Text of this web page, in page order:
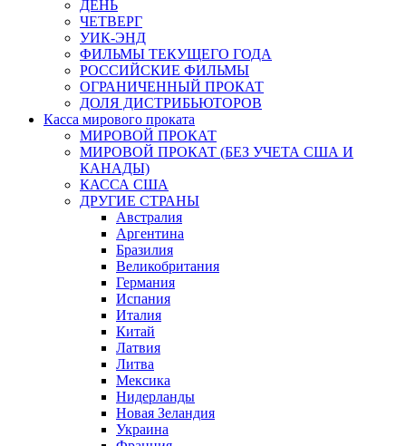
ДЕНЬ
ЧЕТВЕРГ
УИК-ЭНД
ФИЛЬМЫ ТЕКУЩЕГО ГОДА
РОССИЙСКИЕ ФИЛЬМЫ
ОГРАНИЧЕННЫЙ ПРОКАТ
ДОЛЯ ДИСТРИБЬЮТОРОВ
Касса мирового проката
МИРОВОЙ ПРОКАТ
МИРОВОЙ ПРОКАТ (БЕЗ УЧЕТА США И
КАНАДЫ)
КАССА США
ДРУГИЕ СТРАНЫ
Австралия
Аргентина
Бразилия
Великобритания
Германия
Испания
Италия
Китай
Латвия
Литва
Мексика
Нидерланды
Новая Зеландия
Украина